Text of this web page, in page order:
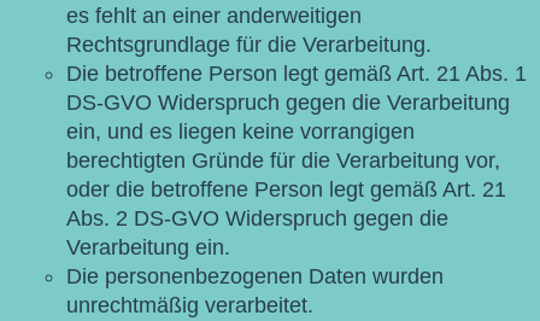
es fehlt an einer anderweitigen
Rechtsgrundlage für die Verarbeitung.
Die betroffene Person legt gemäß Art. 21 Abs. 1
DS-GVO Widerspruch gegen die Verarbeitung
ein, und es liegen keine vorrangigen
berechtigten Gründe für die Verarbeitung vor,
oder die betroffene Person legt gemäß Art. 21
Abs. 2 DS-GVO Widerspruch gegen die
Verarbeitung ein.
Die personenbezogenen Daten wurden
unrechtmäßig verarbeitet.